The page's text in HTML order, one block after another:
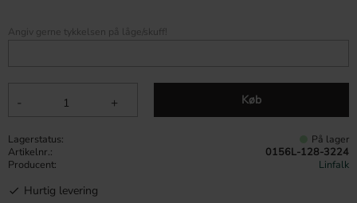
+
- Køb
Angiv gerne tykkelsen på låge/skuff!
Lagerstatus På lager
Artikelnr.
0156L-128-3224
Producent
Linfalk
Hurtig levering